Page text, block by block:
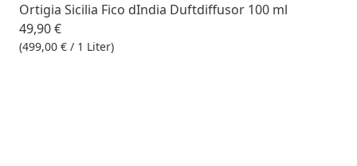
Ortigia Sicilia Fico dIndia Duftdiffusor 100 ml
49,90 €
(499,00 € / 1 Liter)